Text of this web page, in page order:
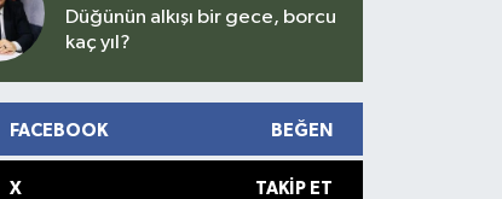
Düğünün alkışı bir gece, borcu
kaç yıl?
FACEBOOK BEĞEN
X TAKIP ET